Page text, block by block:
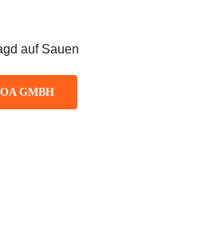
auf Sauen
GMBH